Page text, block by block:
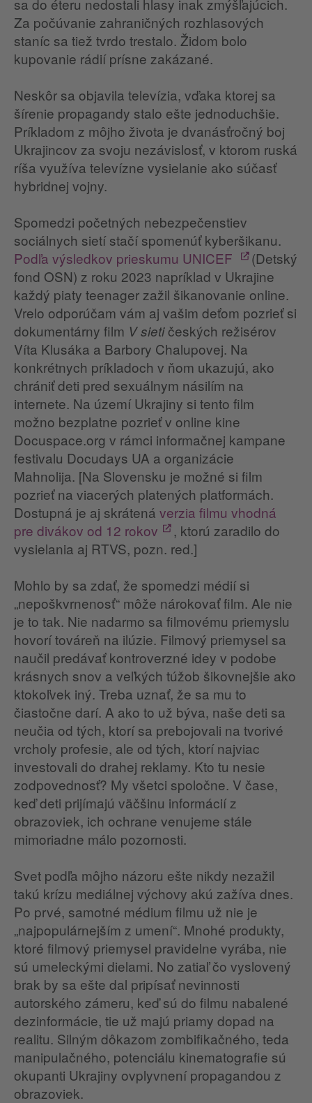
sa do éteru nedostali hlasy inak zmýšľajúcich.
Za počúvanie zahraničných rozhlasových
staníc sa tiež tvrdo trestalo. Židom bolo
kupovanie rádií prísne zakázané.
Neskôr sa objavila televízia, vďaka ktorej sa
šírenie propagandy stalo ešte jednoduchšie.
Príkladom z môjho života je dvanásťročný boj
Ukrajincov za svoju nezávislosť, v ktorom ruská
ríša využíva televízne vysielanie ako súčasť
hybridnej vojny.
Spomedzi početných nebezpečenstiev
sociálnych sietí stačí spomenúť kyberšikanu.
Podľa výsledkov prieskumu UNICEF
(Detský
fond OSN) z roku 2023 napríklad v Ukrajine
každý piaty teenager zažil šikanovanie online.
Vrelo odporúčam vám aj vašim deťom pozrieť si
dokumentárny film V sietičeských režisérov
Víta Klusáka a Barbory Chalupovej. Na
konkrétnych príkladoch v ňom ukazujú, ako
chrániť deti pred sexuálnym násilím na
internete. Na území Ukrajiny si tento film
možno bezplatne pozrieť v online kine
Docuspace.org v rámci informačnej kampane
festivalu Docudays UA a organizácie
Mahnolija. [Na Slovensku je možné si film
pozrieť na viacerých platených platformách.
Dostupná je aj skrátená verzia filmu vhodná
pre divákov od 12 rokov
, ktorú zaradilo do
vysielania aj RTVS, pozn. red.]
Mohlo by sa zdať, že spomedzi médií si
„nepoškvrnenosť“ môže nárokovať film. Ale nie
je to tak. Nie nadarmo sa filmovému priemyslu
hovorí továreň na ilúzie. Filmový priemysel sa
naučil predávať kontroverzné idey v podobe
krásnych snov a veľkých túžob šikovnejšie ako
ktokoľvek iný. Treba uznať, že sa mu to
čiastočne darí. A ako to už býva, naše deti sa
neučia od tých, ktorí sa prebojovali na tvorivé
vrcholy profesie, ale od tých, ktorí najviac
investovali do drahej reklamy. Kto tu nesie
zodpovednosť? My všetci spoločne. V čase,
keď deti prijímajú väčšinu informácií z
obrazoviek, ich ochrane venujeme stále
mimoriadne málo pozornosti.
Svet podľa môjho názoru ešte nikdy nezažil
takú krízu mediálnej výchovy akú zažíva dnes.
Po prvé, samotné médium filmu už nie je
„najpopulárnejším z umení“. Mnohé produkty,
ktoré filmový priemysel pravidelne vyrába, nie
sú umeleckými dielami. No zatiaľ čo vyslovený
brak by sa ešte dal pripísať nevinnosti
autorského zámeru, keď sú do filmu nabalené
dezinformácie, tie už majú priamy dopad na
realitu. Silným dôkazom zombifikačného, teda
manipulačného, potenciálu kinematografie sú
okupanti Ukrajiny ovplyvnení propagandou z
obrazoviek.